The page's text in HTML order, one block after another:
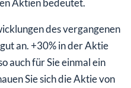
Aktien bedeutet.
des vergangenen
an. +30% in der Aktie
auch für Sie einmal ein
Sie sich die Aktie von